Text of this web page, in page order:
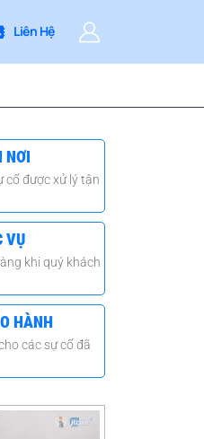
Liên Hệ
NƠI
cố được xử lý tận
VỤ
khi quý khách
HÀNH
các sự cố đã